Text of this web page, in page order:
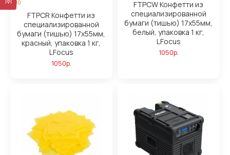
10
FTPCR Конфетти из
специализированной
бумаги (тишью) 17х55мм,
красный, упаковка 1 кг,
LFocus
1050р.
FTPCW Конфетти из
специализированной
бумаги (тишью) 17х55мм,
белый, упаковка 1 кг,
LFocus
1050р.